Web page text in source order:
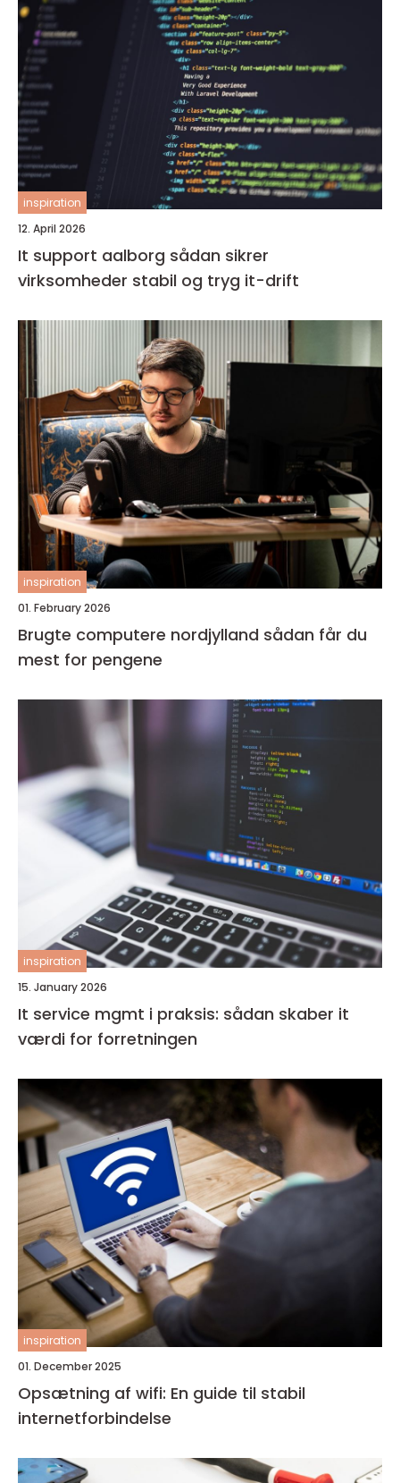
inspiration
12. April 2026
It support aalborg sådan sikrer
virksomheder stabil og tryg it-drift
inspiration
01. February 2026
Brugte computere nordjylland sådan får du
mest for pengene
inspiration
15. January 2026
It service mgmt i praksis: sådan skaber it
værdi for forretningen
inspiration
01. December 2025
Opsætning af wifi: En guide til stabil
internetforbindelse